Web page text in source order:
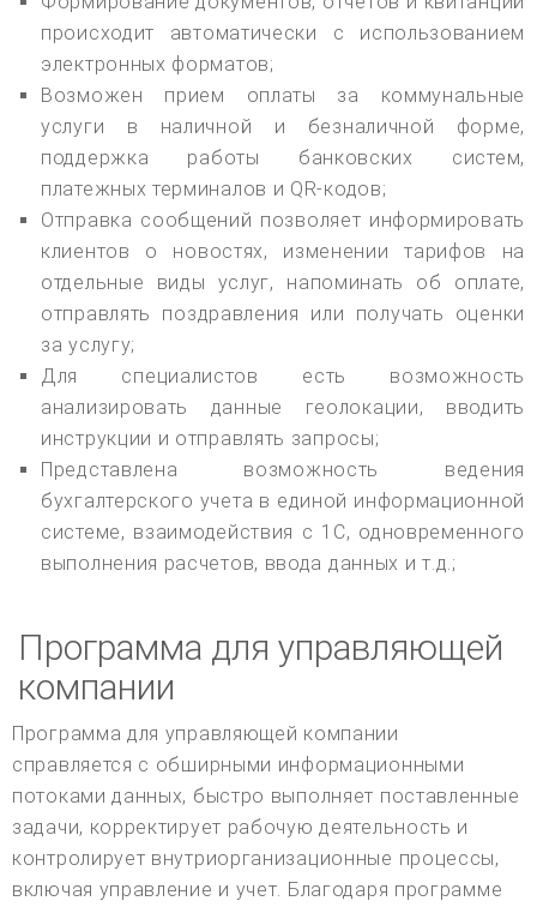
происходит автоматически с использованием
электронных форматов;
Возможен прием оплаты за коммунальные
услуги в наличной и безналичной форме,
поддержка работы банковских систем,
платежных терминалов и QR-кодов;
Отправка сообщений позволяет информировать
клиентов о новостях, изменении тарифов на
отдельные виды услуг, напоминать об оплате,
отправлять поздравления или получать оценки
за услугу;
Для специалистов есть возможность
анализировать данные геолокации, вводить
инструкции и отправлять запросы;
Представлена возможность ведения
бухгалтерского учета в единой информационной
системе, взаимодействия с 1С, одновременного
выполнения расчетов, ввода данных и т.д.;
Программа для управляющей
компании
Программа для управляющей компании
справляется с обширными информационными
потоками данных, быстро выполняет поставленные
задачи, корректирует рабочую деятельность и
контролирует внутриорганизационные процессы,
включая управление и учет. Благодаря программе